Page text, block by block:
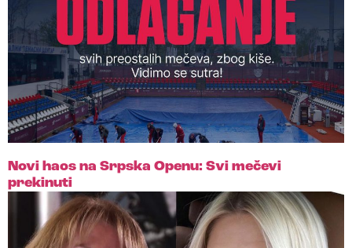
Novi haos na Srpska Openu: Svi mečevi
prekinuti